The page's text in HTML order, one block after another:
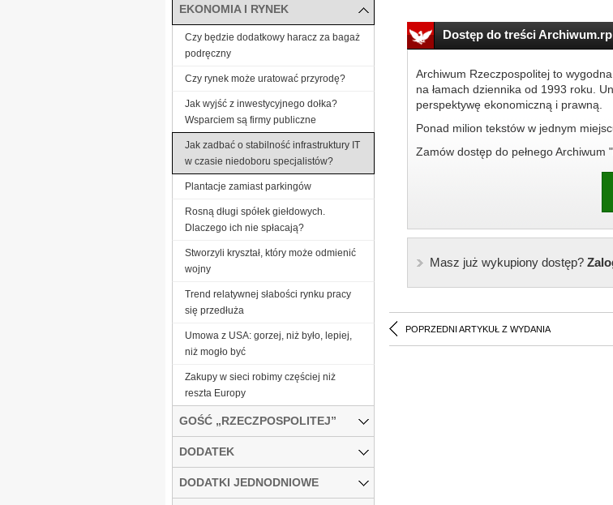
Dostęp do treści
Archiwum Rzeczpospolitej to
na łamach dziennika od 1993 roku.
perspektywę ekonomiczną i prawną.
Ponad milion tekstów w jednym
Zamów dostęp do pełnego Archiwum
Masz już wykupiony dostęp?
POPRZEDNI ARTYKUŁ Z WYDANIA
EKONOMIA I RYNEK
Czy będzie dodatkowy haracz za bagaż
podręczny
Czy rynek może uratować przyrodę?
Jak wyjść z inwestycyjnego dołka?
Wsparciem są firmy publiczne
Jak zadbać o stabilność infrastruktury IT
w czasie niedoboru specjalistów?
Plantacje zamiast parkingów
Rosną długi spółek giełdowych.
Dlaczego ich nie spłacają?
Stworzyli kryształ, który może odmienić
wojny
Trend relatywnej słabości rynku pracy
się przedłuża
Umowa z USA: gorzej, niż było, lepiej,
niż mogło być
Zakupy w sieci robimy częściej niż
reszta Europy
GOŚĆ „RZECZPOSPOLITEJ”
DODATEK
DODATKI JEDNODNIOWE